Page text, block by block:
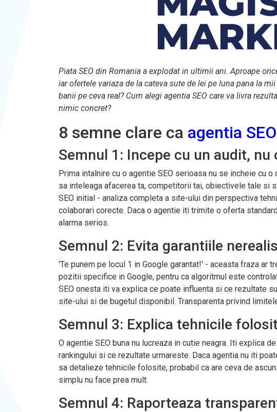
Piata SEO din Romania a explodat in ultimii ani. Aproape
iar ofertele variaza de la cateva sute de lei pe luna pana la
banii pe ceva real? Cum alegi agentia SEO care va livra
nimic concret?
8 semne clare ca agentia SEO
Semnul 1: Incepe cu un audit,
Prima intalnire cu o agentie SEO serioasa nu se incheie cu
sa inteleaga afacerea ta, competitorii tai, obiectivele tale si
SEO initial - analiza completa a site-ului din perspectiva
colaborari corecte. Daca o agentie iti trimite o oferta
alarma serios.
Semnul 2: Evita garantiile
'Te punem pe locul 1 in Google garantat!' - aceasta fraza ar
pozitii specifice in Google, pentru ca algoritmul este
SEO onesta iti va explica ce poate influenta si ce rezultate
site-ului si de bugetul disponibil. Transparenta privind
Semnul 3: Explica tehnicile
O agentie SEO buna nu lucreaza in cutie neagra. Iti explica
rankingului si ce rezultate urmareste. Daca agentia nu iti
sa detalieze tehnicile folosite, probabil ca are ceva de
simplu nu face prea mult.
Semnul 4: Raporteaza